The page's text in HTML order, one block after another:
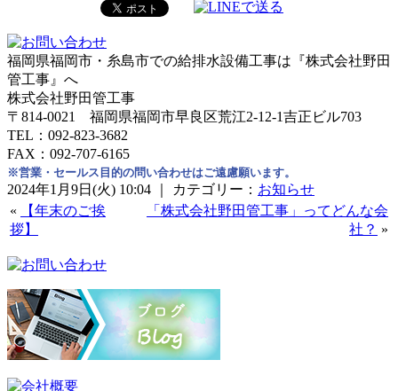
福岡県福岡市・糸島市での給排水設備工事は『株式会社野田
管工事』へ
株式会社野田管工事
〒814-0021 福岡県福岡市早良区荒江2-12-1吉正ビル703
TEL：092-823-3682
FAX：092-707-6165
※営業・セールス目的の問い合わせはご遠慮願います。
2024年1月9日(火) 10:04 ｜ カテゴリー： お知らせ
«
【年末のご挨
拶】
「株式会社野田管工事」ってどんな会
社？ »